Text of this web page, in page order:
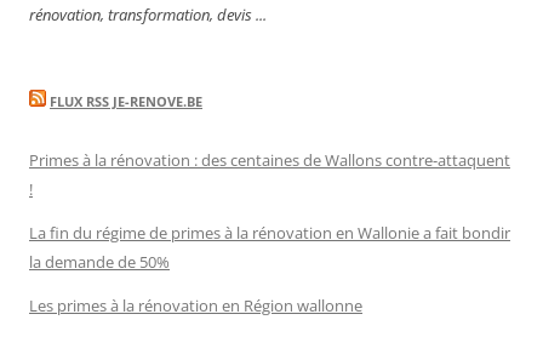
rénovation, transformation, devis ...
FLUX RSS JE-RENOVE.BE
Primes à la rénovation : des centaines de Wallons contre-attaquent
!
La fin du régime de primes à la rénovation en Wallonie a fait bondir
la demande de 50%
Les primes à la rénovation en Région wallonne